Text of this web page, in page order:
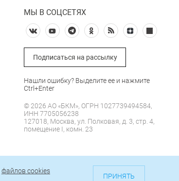
МЫ В СОЦСЕТЯХ
Подписаться на рассылку
Нашли ошибку? Выделите ее и нажмите
Ctrl+Enter
© 2026 АО «БКМ», ОГРН 1027739494584,
ИНН 7705056238
127018, Москва, ул. Полковая, д. 3, стр. 4,
помещение I, комн. 23
файлов cookies
ПРИНЯТЬ